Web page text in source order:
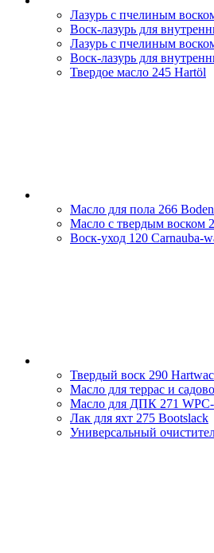
Самарская область
Санкт-Петербург и Ленинградская
Сахалинская область
Свердловская область
Смоленская область
Ставропольский край
Челябинская область
Чеченская Республика
Ярославская область
Лазурь с пчелиным
Воск-лазурь для
Лазурь с пчелиным
Воск-лазурь для
Твердое масло 245 Hartöl
Масло для пола 266
Масло с твердым воском
Воск-уход 120 Carnauba-
Твердый воск 290
Масло для террас и
Масло для ДПК 271
Лак для яхт 275 Bootslack
Универсальный